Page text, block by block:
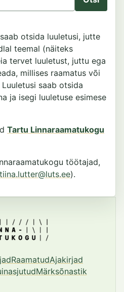
saab otsida luuletusi, jutte
teemal (näiteks
tervet luuletust, juttu ega
millises raamatus või
saab otsida
ja isegi luuletuse esimese
Tartu Linnaraamatukogu
töötajad,
tiina.lutter@luts.ee).
RaamatudAjakirjad
Märksõnastik